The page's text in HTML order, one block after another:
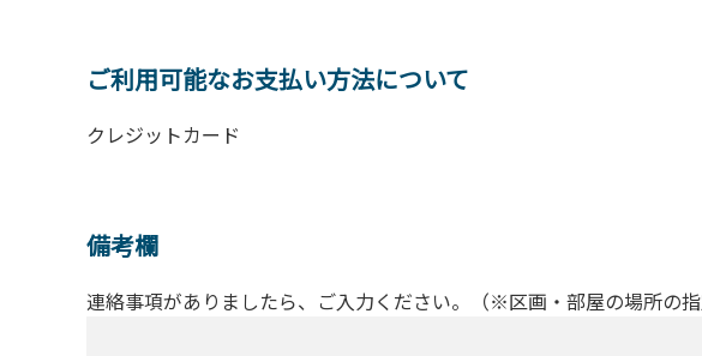
ご利用可能なお支払い方法について
クレジットカード
備考欄
連絡事項がありましたら、ご入力ください。（※区画・部屋の場所の指